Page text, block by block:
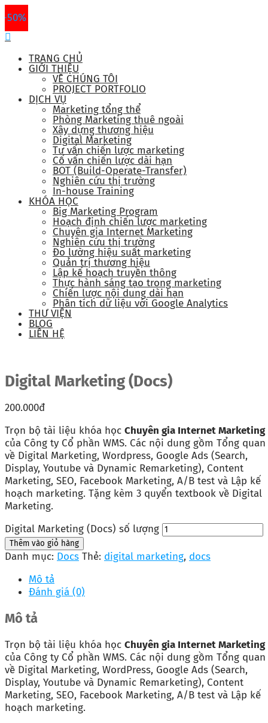
TRANG CHỦ
GIỚI THIỆU
VỀ CHÚNG TÔI
PROJECT PORTFOLIO
DỊCH VỤ
Marketing tổng thể
Phòng Marketing thuê ngoài
Xây dựng thương hiệu
Digital Marketing
Tư vấn chiến lược marketing
Cố vấn chiến lược dài hạn
BOT (Build-Operate-Transfer)
Nghiên cứu thị trường
In-house Training
KHÓA HỌC
Big Marketing Program
Hoạch định chiến lược marketing
Chuyên gia Internet Marketing
Nghiên cứu thị trường
Đo lường hiệu suất marketing
Quản trị thương hiệu
Lập kế hoạch truyền thông
Thực hành sáng tạo trong marketing
Chiến lược nội dung dài hạn
Phân tích dữ liệu với Google Analytics
THƯ VIỆN
BLOG
LIÊN HỆ
Digital Marketing (Docs)
200.000đ
Trọn bộ tài liệu khóa học Chuyên gia Internet Marketing
của Công ty Cổ phần WMS. Các nội dung gồm Tổng quan
về Digital Marketing, Wordpress, Google Ads (Search,
Display, Youtube và Dynamic Remarketing), Content
Marketing, SEO, Facebook Marketing, A/B test và Lập kế
hoạch marketing. Tặng kèm 3 quyển textbook về Digital
Marketing.
Digital Marketing (Docs) số lượng
Thêm vào giỏ hàng
Danh mục: Docs Thẻ: digital marketing, docs
Mô tả
Đánh giá (0)
Mô tả
Trọn bộ tài liệu khóa học Chuyên gia Internet Marketing
của Công ty Cổ phần WMS. Các nội dung gồm Tổng quan
về Digital Marketing, WordPress, Google Ads (Search,
Display, Youtube và Dynamic Remarketing), Content
Marketing, SEO, Facebook Marketing, A/B test và Lập kế
hoạch marketing.
-50%
-50%